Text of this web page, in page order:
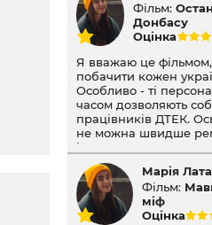
Фільм:
Донбасу
Оцінка
Я вважаю це
побачити кожен
Особливо - ті
часом дозволяють
працівників ДТЕК.
не можна швидше
інше. Можливо,
змотивує їх стулити
Читаючи новини про
складних і
працюють, на які
твоїй голові
Марія
Фільм:
міф
Оцінка